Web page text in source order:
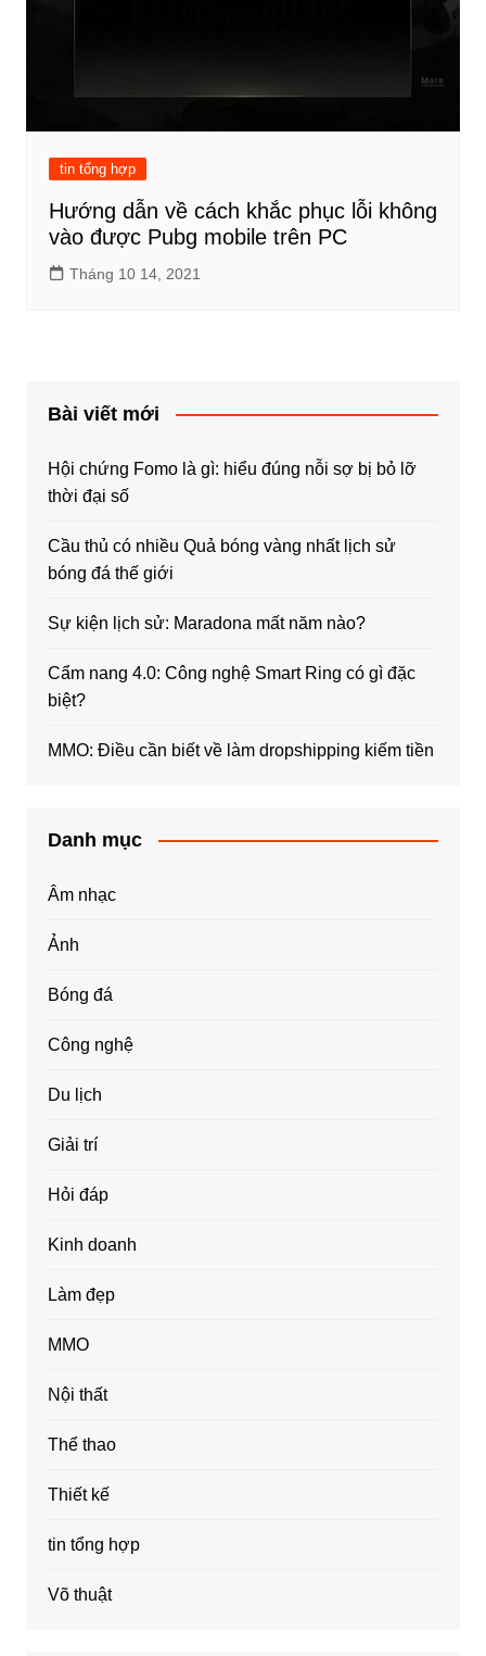
tin tổng hợp
Hướng dẫn về cách khắc phục lỗi không
vào được Pubg mobile trên PC
Tháng 10 14, 2021
Bài viết mới
Hội chứng Fomo là gì: hiểu đúng nỗi sợ bị bỏ lỡ
thời đại số
Cầu thủ có nhiều Quả bóng vàng nhất lịch sử
bóng đá thế giới
Sự kiện lịch sử: Maradona mất năm nào?
Cẩm nang 4.0: Công nghệ Smart Ring có gì đặc
biệt?
MMO: Điều cần biết về làm dropshipping kiếm tiền
Danh mục
Âm nhạc
Ảnh
Bóng đá
Công nghệ
Du lịch
Giải trí
Hỏi đáp
Kinh doanh
Làm đẹp
MMO
Nội thất
Thể thao
Thiết kế
tin tổng hợp
Võ thuật